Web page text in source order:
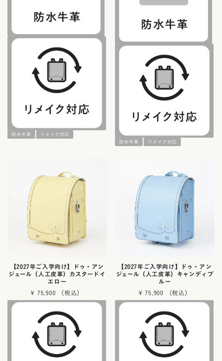
防水牛革
リメイク対応
防水牛革
リメイク対応
【2027年ご入学向け】ドゥ・アン
ジェール（人工皮革）カスタードイ
エロー
¥ 75,900
【2027年ご入学向け】ドゥ・アン
ジェール（人工皮革）キャンディブ
ルー
¥ 75,900